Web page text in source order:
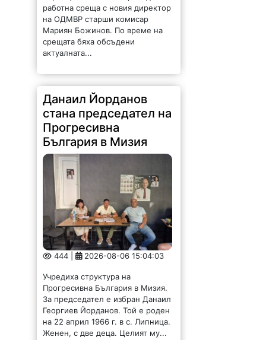
актуалната...
Данаил Йорданов
България в Мизия
444 | 2026-08-06 15:04:03
Учредиха структура на
Прогресивна България в Мизия.
За председател е избран Данаил
Георгиев Йорданов. Той е роден
на 22 април 1966 г. в с. Липница.
Женен, с две деца. Целият му...
Обновиха още две